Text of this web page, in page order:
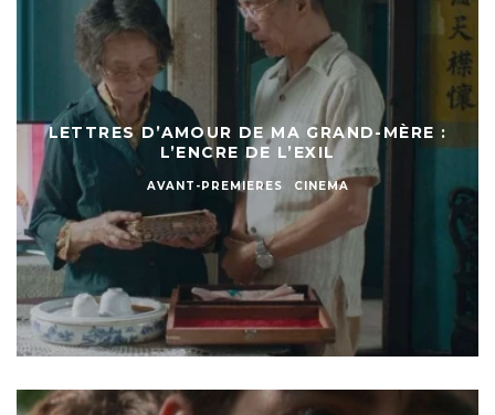
LETTRES D’AMOUR DE MA GRAND-MÈRE :
L’ENCRE DE L’EXIL
AVANT-PREMIERES CINEMA